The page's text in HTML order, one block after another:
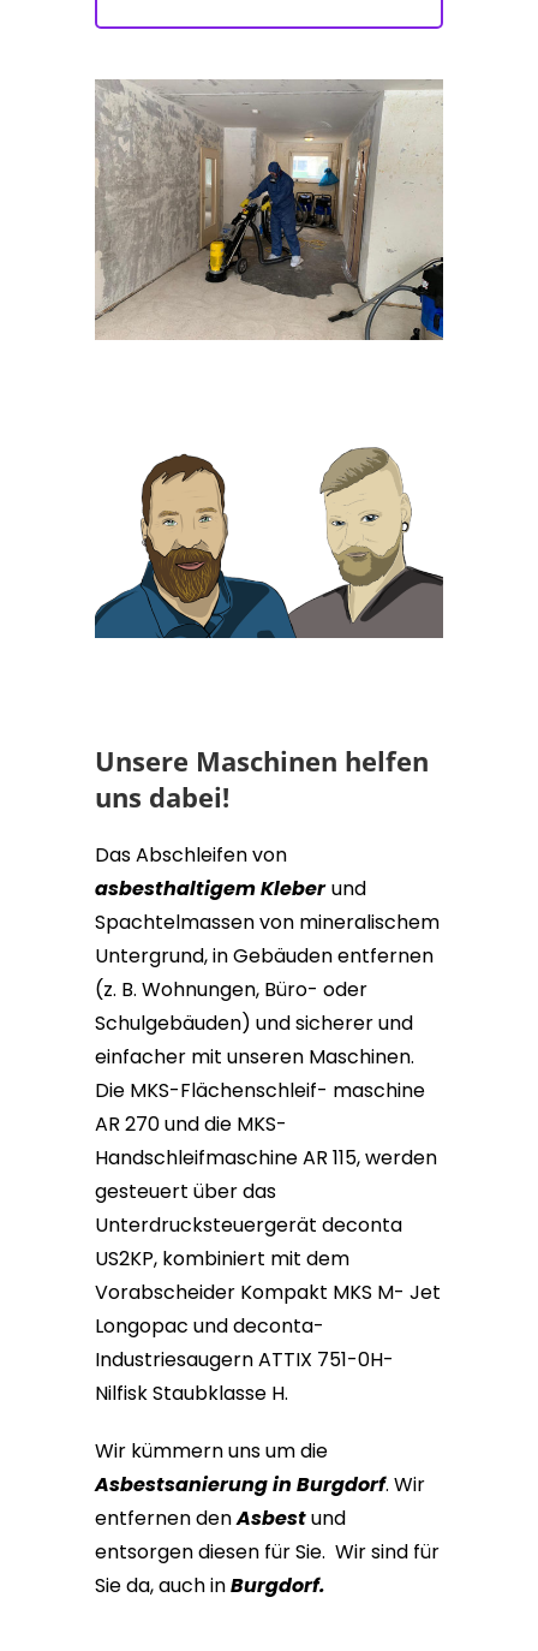
Unsere Maschinen helfen
uns dabei!
Das Abschleifen von
asbesthaltigem Kleber und
Spachtelmassen von mineralischem
Untergrund, in Gebäuden entfernen
(z. B. Wohnungen, Büro- oder
Schulgebäuden) und sicherer und
einfacher mit unseren Maschinen.
Die MKS-Flächenschleif- maschine
AR 270 und die MKS-
Handschleifmaschine AR 115, werden
gesteuert über das
Unterdrucksteuergerät deconta
US2KP, kombiniert mit dem
Vorabscheider Kompakt MKS M- Jet
Longopac und deconta-
Industriesaugern ATTIX 751-0H-
Nilfisk Staubklasse H.
Wir kümmern uns um die
Asbestsanierung in Burgdorf. Wir
entfernen denAsbestund
entsorgen diesen für Sie. Wir sind für
Sie da, auch inBurgdorf.